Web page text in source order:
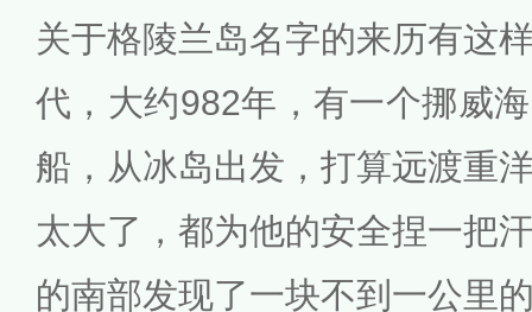
关于格陵兰岛名字的来历有这
代，大约982年，有一个挪威
船，从冰岛出发，打算远渡重
太大了，都为他的安全捏一把
的南部发现了一块不到一公里